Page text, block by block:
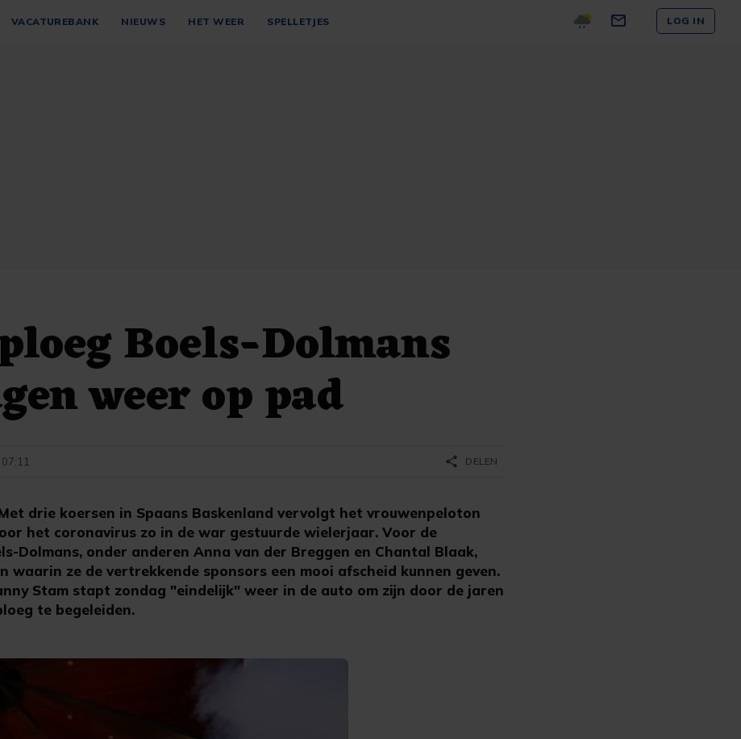
VACATUREBANK NIEUWS HET WEER SPELLETJES LOG IN
Boels-Dolmans
weer op pad
Met drie koersen in Spaans Baskenland vervolgt het vrouwenpeloton
het coronavirus zo in de war gestuurde wielerjaar. Voor de
Dolmans, onder anderen Anna van der Breggen en Chantal Blaak,
waarin ze de vertrekkende sponsors een mooi afscheid kunnen geven.
Stam stapt zondag "eindelijk" weer in de auto om zijn door de jaren
te begeleiden.
share DELEN